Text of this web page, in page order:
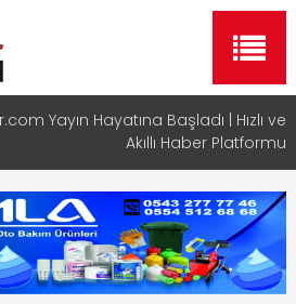
Yayın Hayatına Başladı | Hızlı ve
Akıllı Haber Platformu
Dijital Devrim: Rota Sepetim
Bölge Müdürü Makam Koltuğunu
Çocuklara Bıraktı
Rehberi ile Google ve Yapay Zeka
Aramalarında Öne Çıkın